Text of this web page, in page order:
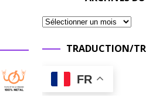
TRADUCTION/
FR